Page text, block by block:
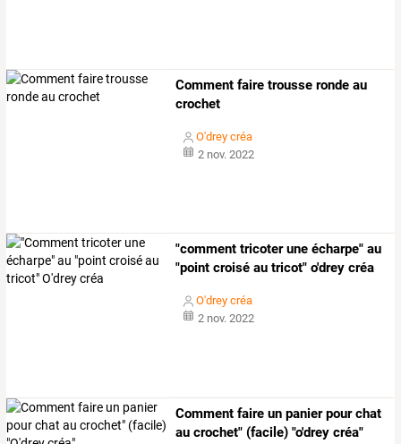
Comment faire trousse ronde au
crochet
O'drey créa
2 nov. 2022
"comment tricoter une écharpe" au
"point croisé au tricot" o'drey créa
O'drey créa
2 nov. 2022
Comment faire un panier pour chat
au crochet" (facile) "o'drey créa"